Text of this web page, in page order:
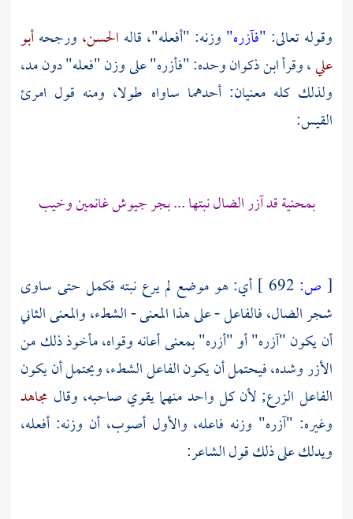
وقوله تعالى: "فآزره" وزنه: "أفعله"، قاله الحسن، ورجحهأبو
علي، وقرأابن ذكوانوحده: "فأزره" على وزن "فعله" دون مد،
ولذلك كله معنيان: أحدهما ساواه طولا، ومنه قول امرئ
القيس:
بمحنية قد آزر الضال نبتها ... بجر جيوش غانمين وخيب
[ ص:
أي: هو موضع لم يرع نبته فكمل حتى ساوى
شجر الضال، فالفاعل - على هذا المعنى - الشطء، والمعنى الثاني
أن يكون "آزره" أو "أزره" بمعنى أعانه وقواه، مأخوذ ذلك من
الأزر وشده، فيحتمل أن يكون الفاعل الشطء، ويحتمل أن يكون
الفاعل الزرع; لأن كل واحد منهما يقوي صاحبه، وقال مجاهد
وغيره: "آزره" وزنه فاعله، والأول أصوب، أن وزنه: أفعله،
ويدلك على ذلك قول الشاعر: